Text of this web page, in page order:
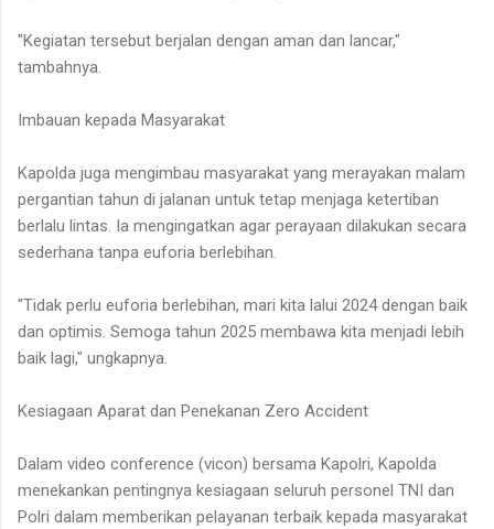
"Kegiatan tersebut berjalan dengan aman dan lancar,"
tambahnya.
Imbauan kepada Masyarakat
Kapolda juga mengimbau masyarakat yang merayakan malam
pergantian tahun di jalanan untuk tetap menjaga ketertiban
berlalu lintas. Ia mengingatkan agar perayaan dilakukan secara
sederhana tanpa euforia berlebihan.
"Tidak perlu euforia berlebihan, mari kita lalui 2024 dengan baik
dan optimis. Semoga tahun 2025 membawa kita menjadi lebih
baik lagi," ungkapnya.
Kesiagaan Aparat dan Penekanan Zero Accident
Dalam video conference (vicon) bersama Kapolri, Kapolda
menekankan pentingnya kesiagaan seluruh personel TNI dan
Polri dalam memberikan pelayanan terbaik kepada masyarakat